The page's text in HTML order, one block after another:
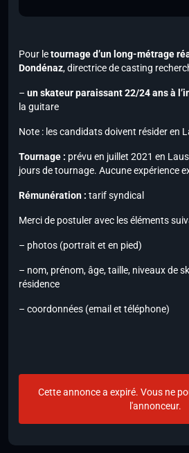
Pour letournage d’un long-métrage
Dondénaz, directrice de casting
– un skateur paraissant 22/24 ans à
la guitare
Note : les candidats doivent résider en
Tournage : prévu en juillet 2021 en
jours de tournage. Aucune expérience
Rémunération : tarif syndical
Merci de postuler avec les éléments
– photos (portrait et en pied)
– nom, prénom, âge, taille, niveaux de
résidence
– coordonnées (email et téléphone)
Cette annonce a expiré. Vous ne
l'annonceur.